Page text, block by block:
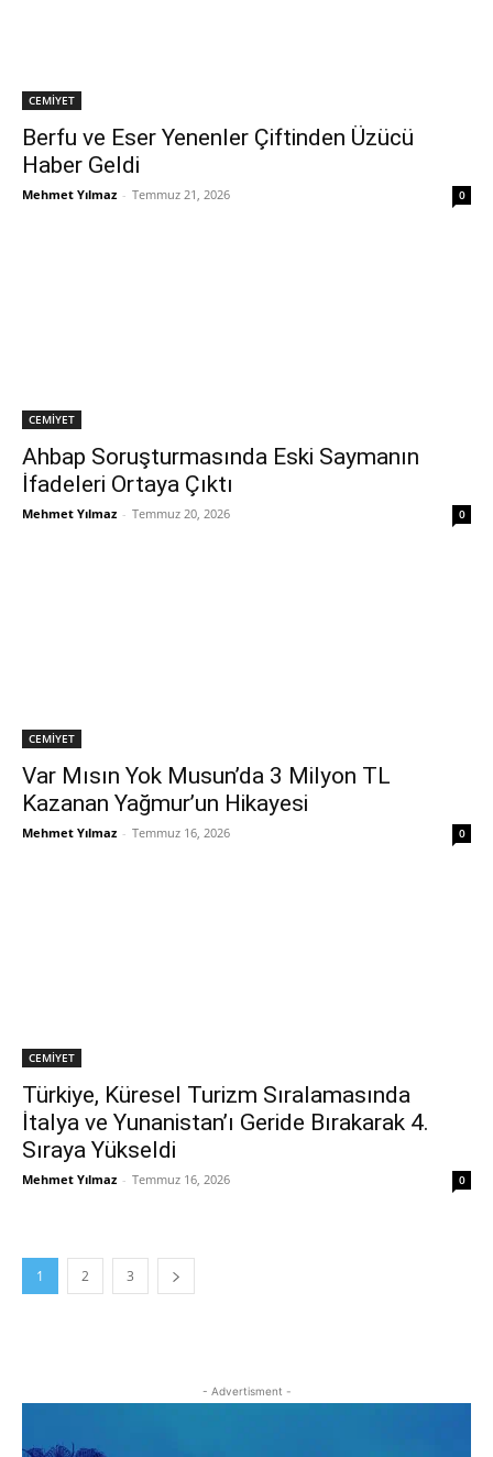
CEMİYET
Berfu ve Eser Yenenler Çiftinden Üzücü
Haber Geldi
Mehmet Yılmaz - Temmuz 21, 2026 0
CEMİYET
Ahbap Soruşturmasında Eski Saymanın
İfadeleri Ortaya Çıktı
Mehmet Yılmaz - Temmuz 20, 2026 0
CEMİYET
Var Mısın Yok Musun’da 3 Milyon TL
Kazanan Yağmur’un Hikayesi
Mehmet Yılmaz - Temmuz 16, 2026 0
CEMİYET
Türkiye, Küresel Turizm Sıralamasında
İtalya ve Yunanistan’ı Geride Bırakarak 4.
Sıraya Yükseldi
Mehmet Yılmaz - Temmuz 16, 2026 0
1 2 3
- Advertisment -